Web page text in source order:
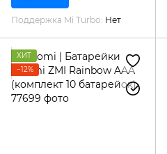
Поддержка Mi Turbo Нет
ХИТ
−12%